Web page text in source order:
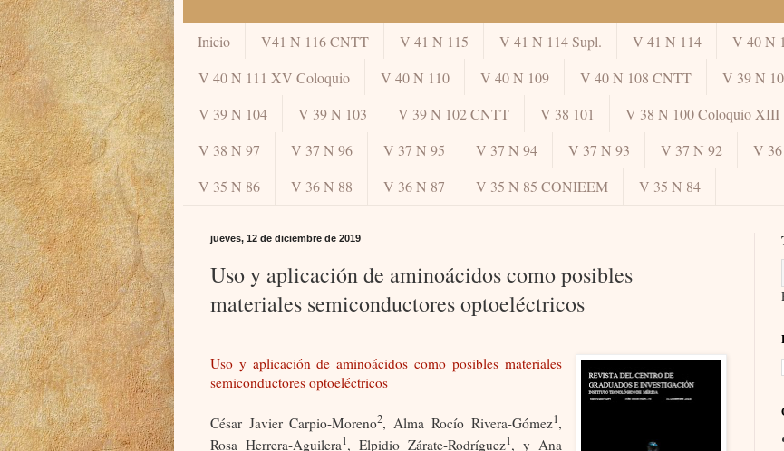
Inicio V41 N 116 CNTT V 41 N 115 V 41 N 114 Supl. V 41 N 114 V 40 N
V 40 N 111 XV Coloquio
V 40 N 110 V 40 N 109 V 40 N 108 CNTT V 39 N
V 39 N 104
V 39 N 103 V 39 N 102 CNTT V 38 101 V 38 N 100 Coloquio XIII
V 38 N 97
V 37 N 96 V 37 N 95 V 37 N 94 V 37 N 93 V 37 N 92 V
V 35 N 86
V 36 N 88 V 36 N 87 V 35 N 85 CONIEEM V 35 N 84
jueves, 12 de diciembre de 2019
Uso y aplicación de aminoácidos como posibles
materiales semiconductores optoeléctricos
Uso y aplicación de aminoácidos como posibles materiales
semiconductores optoeléctricos
César Javier Carpio-Moreno2, Alma Rocío Rivera-Gómez1,
Rosa Herrera-Aguilera1, Elpidio Zárate-Rodríguez1, y Ana